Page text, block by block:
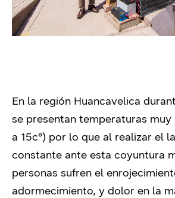
En la región Huancavelica
se presentan temperaturas muy
a 15c°) por lo que al realizar el
constante ante esta coyuntura
personas sufren el
adormecimiento, y dolor en la